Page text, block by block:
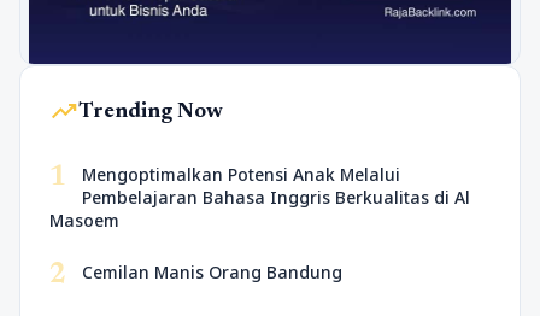
trending_upTrending Now
1
Mengoptimalkan Potensi Anak Melalui
Pembelajaran Bahasa Inggris Berkualitas di Al
Masoem
2 Cemilan Manis Orang Bandung